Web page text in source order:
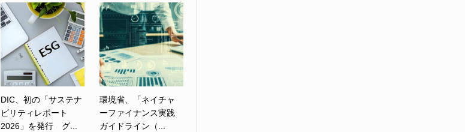
DIC、初の「サステナ
ビリティレポート
2026」を発行 グ...
環境省、「ネイチャ
ーファイナンス実践
ガイドライン（...